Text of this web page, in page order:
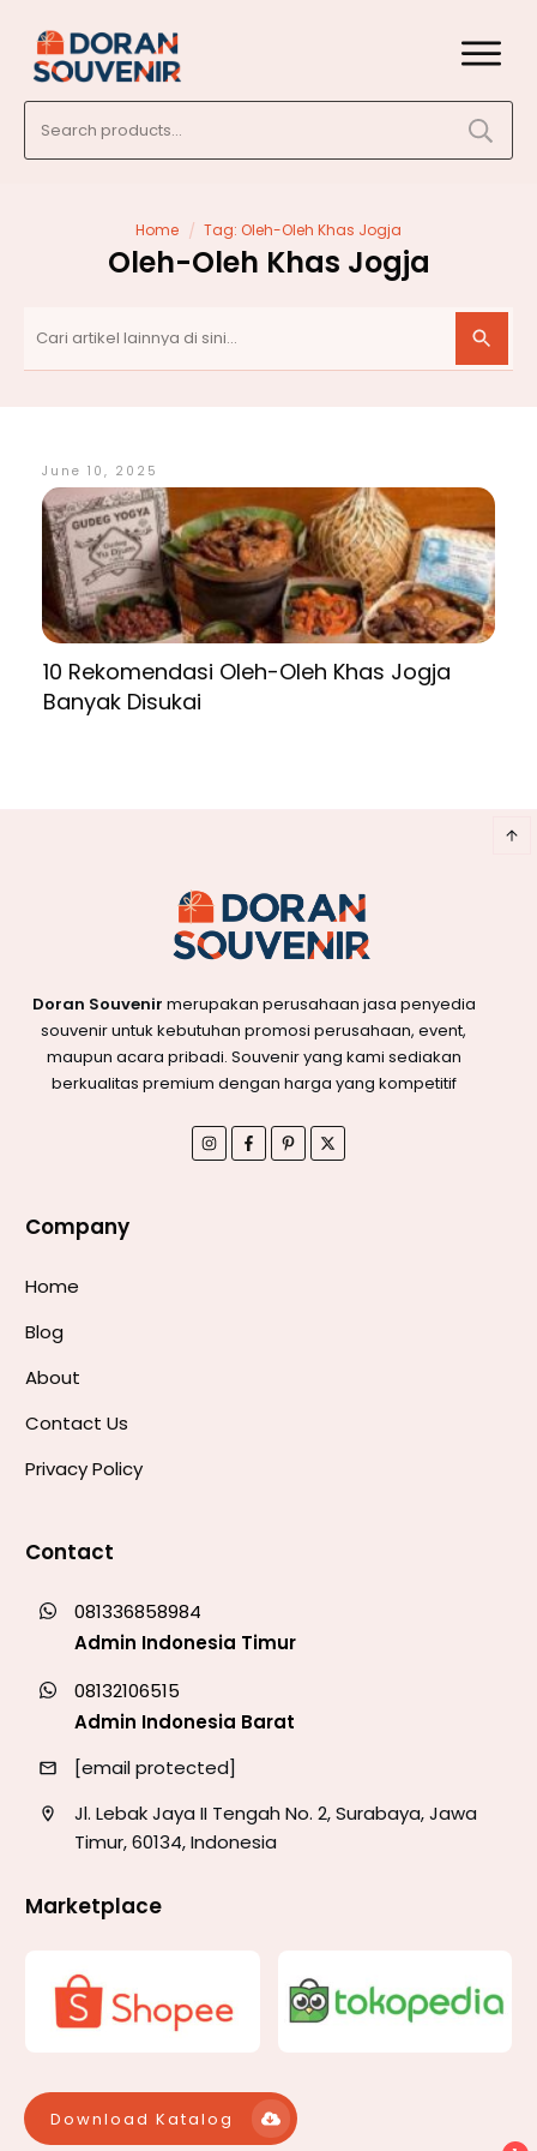
for:
Home / Tag: Oleh-Oleh Khas Jogja
Oleh-Oleh Khas Jogja
June 10, 2025
10 Rekomendasi Oleh-Oleh Khas Jogja
Banyak Disukai
Doran Souvenir merupakan perusahaan jasa penyedia
souvenir untuk kebutuhan promosi perusahaan, event,
maupun acara pribadi. Souvenir yang kami sediakan
berkualitas premium dengan harga yang kompetitif
Company
Home
Blog
About
Contact Us
Privacy Policy
Contact
081336858984
Admin Indonesia Timur
08132106515
Admin Indonesia Barat
[email protected]
Jl. Lebak Jaya II Tengah No. 2, Surabaya, Jawa
Timur, 60134, Indonesia
Marketplace
Download Katalog